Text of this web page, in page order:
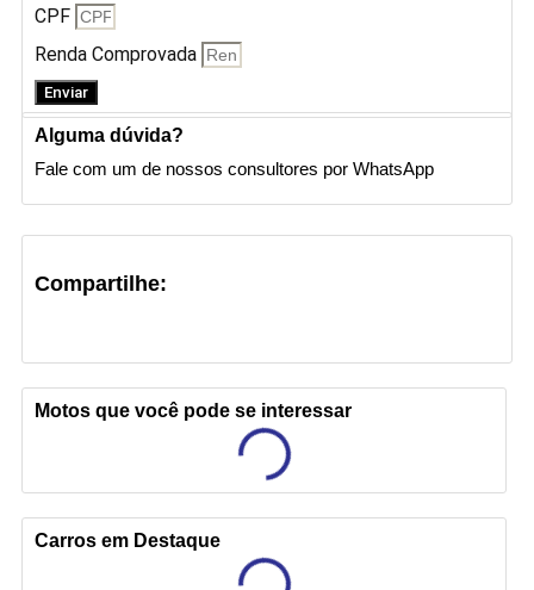
CPF
Renda Comprovada
Enviar
Alguma dúvida?
Fale com um de nossos consultores por WhatsApp
Compartilhe:
Motos que você pode se interessar
Carros em Destaque